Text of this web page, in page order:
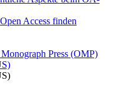
Access finden
Press (OMP)